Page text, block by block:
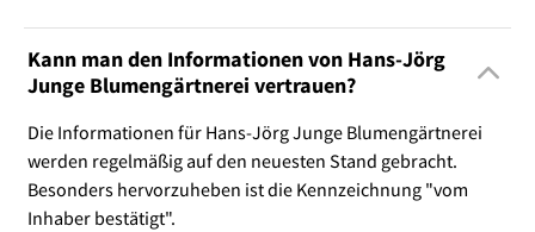
Kann man den Informationen von Hans-Jörg
Junge Blumengärtnerei vertrauen?
Die Informationen für Hans-Jörg Junge Blumengärtnerei
werden regelmäßig auf den neuesten Stand gebracht.
Besonders hervorzuheben ist die Kennzeichnung "vom
Inhaber bestätigt".